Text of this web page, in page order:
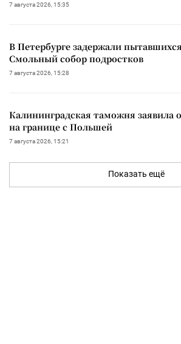
7 августа 2026, 15:35
В Петербурге задержали
Смольный собор подростков
7 августа 2026, 15:28
Калининградская таможня заявила
на границе с Польшей
7 августа 2026, 15:21
Показать ещё